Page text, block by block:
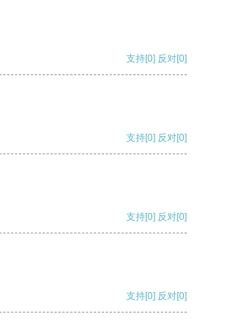
支持[0] 反对[0]
支持[0] 反对[0]
支持[0] 反对[0]
支持[0] 反对[0]